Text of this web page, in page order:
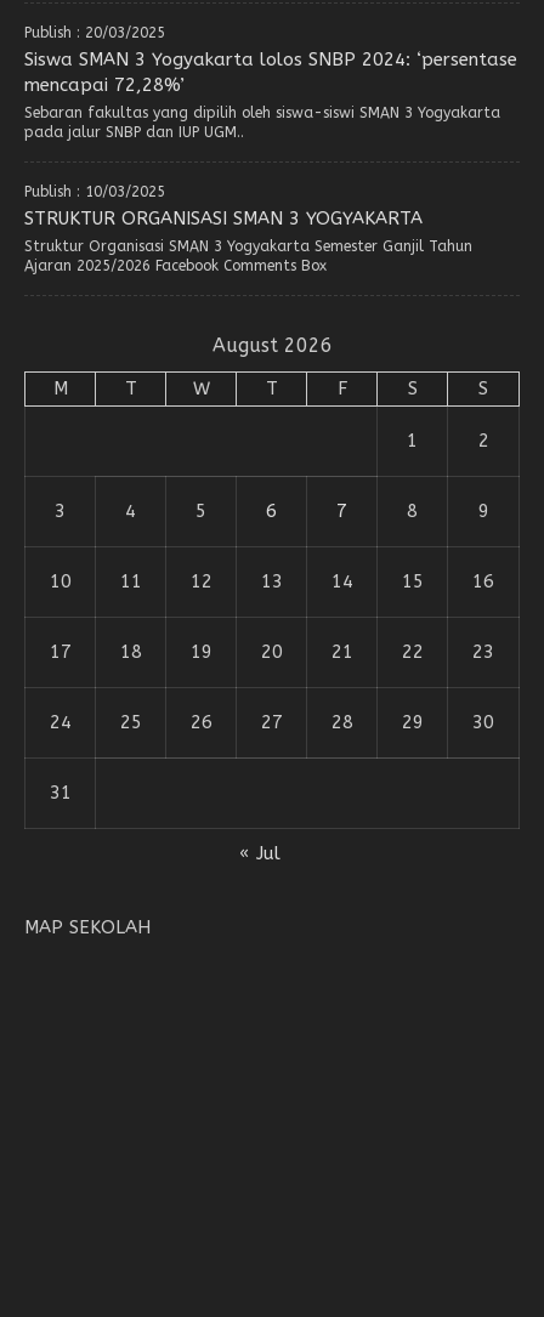
Publish : 20/03/2025
Siswa SMAN 3 Yogyakarta lolos SNBP 2024: ‘persentase
mencapai 72,28%’
Sebaran fakultas yang dipilih oleh siswa-siswi SMAN 3 Yogyakarta
pada jalur SNBP dan IUP UGM..
Publish : 10/03/2025
STRUKTUR ORGANISASI SMAN 3 YOGYAKARTA
Struktur Organisasi SMAN 3 Yogyakarta Semester Ganjil Tahun
Ajaran 2025/2026 Facebook Comments Box
August 2026
M T W T F S S
1 2
3 4 5 6 7 8 9
10 11 12 13 14 15 16
17 18 19 20 21 22 23
24 25 26 27 28 29 30
31
« Jul
MAP SEKOLAH